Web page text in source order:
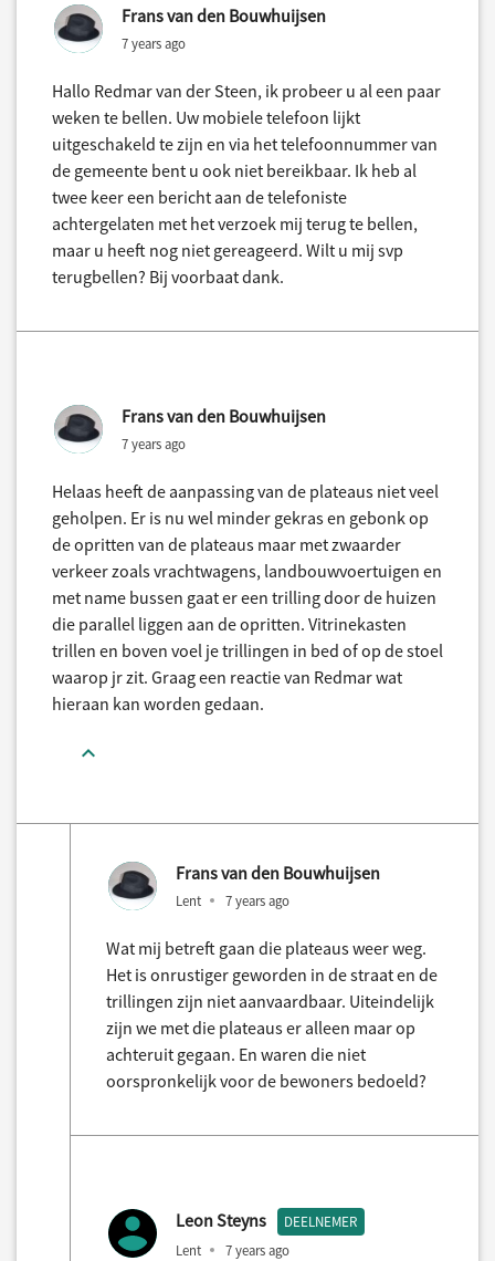
Frans van den Bouwhuijsen
7 years ago
Hallo Redmar van der Steen, ik probeer u al een paar
weken te bellen. Uw mobiele telefoon lijkt
uitgeschakeld te zijn en via het telefoonnummer van
de gemeente bent u ook niet bereikbaar. Ik heb al
twee keer een bericht aan de telefoniste
achtergelaten met het verzoek mij terug te bellen,
maar u heeft nog niet gereageerd. Wilt u mij svp
terugbellen? Bij voorbaat dank.
Frans van den Bouwhuijsen
7 years ago
Helaas heeft de aanpassing van de plateaus niet veel
geholpen. Er is nu wel minder gekras en gebonk op
de opritten van de plateaus maar met zwaarder
verkeer zoals vrachtwagens, landbouwvoertuigen en
met name bussen gaat er een trilling door de huizen
die parallel liggen aan de opritten. Vitrinekasten
trillen en boven voel je trillingen in bed of op de stoel
waarop jr zit. Graag een reactie van Redmar wat
hieraan kan worden gedaan.
Frans van den Bouwhuijsen
Lent 7 years ago
Wat mij betreft gaan die plateaus weer weg.
Het is onrustiger geworden in de straat en de
trillingen zijn niet aanvaardbaar. Uiteindelijk
zijn we met die plateaus er alleen maar op
achteruit gegaan. En waren die niet
oorspronkelijk voor de bewoners bedoeld?
Leon Steyns DEELNEMER
Lent 7 years ago